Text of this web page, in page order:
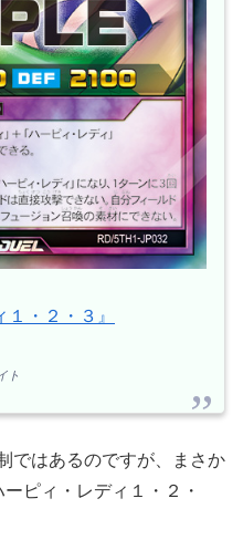
・２・３』
ト
ではあるのですが、まさか
ピィ・レディ１・２・